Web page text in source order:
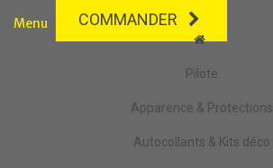
COMMANDER
Menu
Pilote
Apparence & Protections
Autocollants & Kits déco